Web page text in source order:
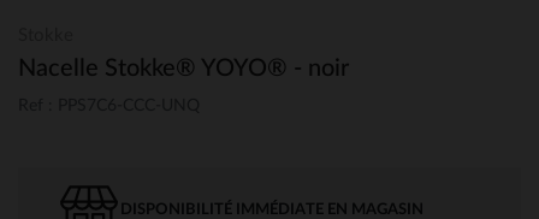
Nacelle Stokke® YOYO® - noir
DISPONIBILITÉ IMMÉDIATE EN MAGASIN